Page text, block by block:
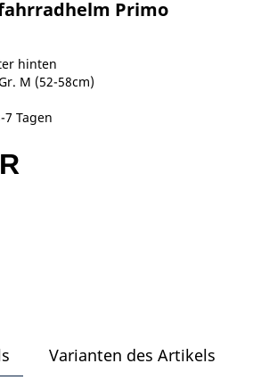
Primo
hinten
M (52-58cm)
Tagen
Varianten des Artikels